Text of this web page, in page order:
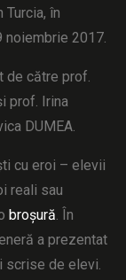
în
2017.
de către prof.
prof. Irina
DUMEA.
cu eroi – elevii
reali sau
broșură. În
a prezentat
scrise de elevi.